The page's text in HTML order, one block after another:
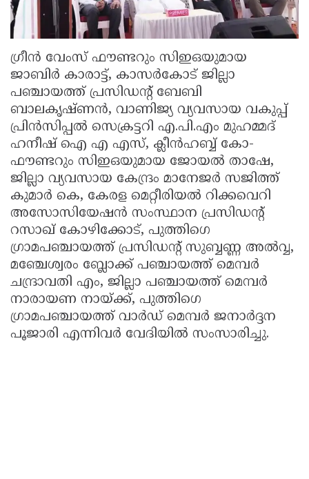
ഗ്രീൻ വേംസ് ഫൗണ്ടറും സിഇഒയുമായ
ജാബിർ കാരാട്ട്, കാസർകോട് ജില്ലാ
പഞ്ചായത്ത് പ്രസിഡന്റ്‌ ബേബി
ബാലകൃഷ്ണൻ, വാണിജ്യ വ്യവസായ വകുപ്പ്
പ്രിൻസിപ്പൽ സെക്രട്ടറി എ.പി.എം മുഹമ്മദ്‌
ഹനീഷ് ഐ എ എസ്, ക്ലീൻഹബ്ബ് കോ-
ഫൗണ്ടറും സിഇഒയുമായ ജോയൽ താഷേ,
ജില്ലാ വ്യവസായ കേന്ദ്രം മാനേജർ സജിത്ത്
കുമാർ കെ, കേരള മെറ്റീരിയൽ റിക്കവെറി
അസോസിയേഷൻ സംസ്ഥാന പ്രസിഡന്റ്‌
റസാഖ് കോഴിക്കോട്, പുത്തിഗെ
ഗ്രാമപഞ്ചായത്ത് പ്രസിഡൻ്റ് സുബ്ബണ്ണ അൽവ്വ,
മഞ്ചേശ്വരം ബ്ലോക്ക് പഞ്ചായത്ത് മെമ്പർ
ചന്ദ്രാവതി എം, ജില്ലാ പഞ്ചായത്ത് മെമ്പർ
നാരായണ നായ്ക്ക്, പുത്തിഗെ
ഗ്രാമപഞ്ചായത്ത് വാർഡ് മെമ്പർ ജനാർദ്ദന
പൂജാരി എന്നിവർ വേദിയിൽ സംസാരിച്ചു.